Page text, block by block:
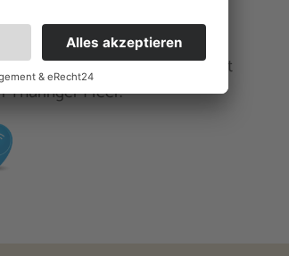
welche auch als Fewo genutzt
Thüringer Meer.